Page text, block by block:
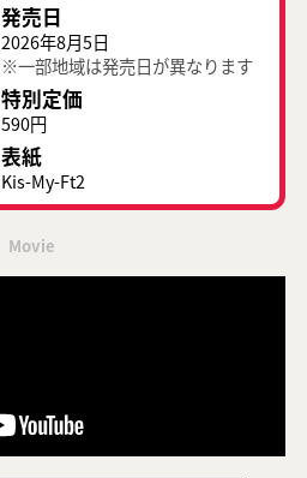
発売日
2026年8月5日
※一部地域は発売日が異なります
特別定価
590円
表紙
Kis-My-Ft2
Movie